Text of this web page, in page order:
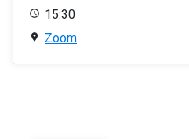
15:30
Zoom